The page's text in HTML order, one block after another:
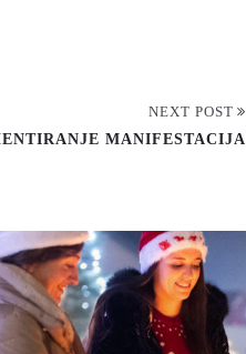
NEXT POST
MANIFESTACIJA